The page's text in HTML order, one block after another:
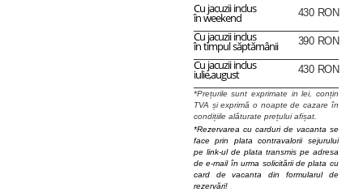
Cu jacuzii inclus
în weekend 430 RON
Cu jacuzii inclus
în timpul săptămânii 390 RON
Cu jacuzii inclus
iulie,august 430 RON
*Prețurile sunt exprimate in lei, conțin
TVA și exprimă o noapte de cazare în
condițiile alăturate prețului afișat.
*Rezervarea cu carduri de vacanta se
face prin plata contravalorii sejurului
pe link-ul de plata transmis pe adresa
de e-mail în urma solicitării de plata cu
card de vacanta din formularul de
rezervări!